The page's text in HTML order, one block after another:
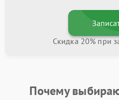
Скидка 20% при
Почему